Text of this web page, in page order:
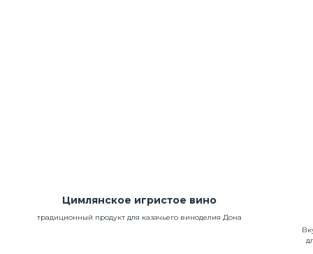
Цимлянское игристое вино
традиционный продукт для казачьего виноделия Дона